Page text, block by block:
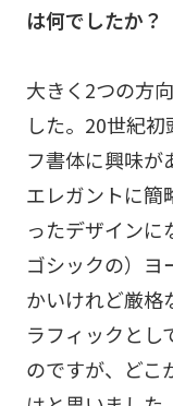
は何でしたか？
大きく2つの方
した。20世紀
フ書体に興味が
エレガントに簡
ったデザインに
ゴシックの）ヨ
かいけれど厳格
ラフィックとし
のですが、どこ